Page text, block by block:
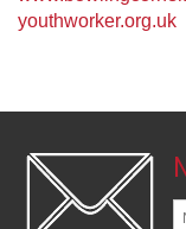
youthworker.org.uk